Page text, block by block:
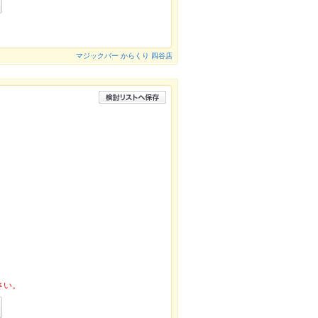
マジックバー からくり 四谷店
。